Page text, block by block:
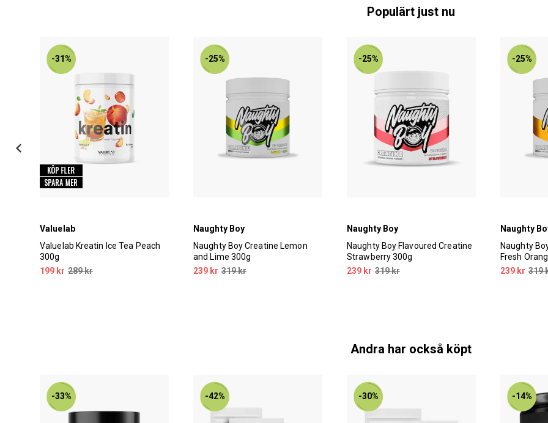
Populärt just nu
-31%
Valuelab
Valuelab Kreatin Ice Tea Peach
300g
199 kr 289 kr
-25%
Naughty Boy
Naughty Boy Creatine Lemon
and Lime 300g
239 kr 319 kr
-25%
Naughty Boy
Naughty Boy Flavoured Creatine
Strawberry 300g
239 kr 319 kr
-25%
Naughty
Naughty
Fresh
239 kr 319
Andra har också köpt
-33% -42% -30% -14%